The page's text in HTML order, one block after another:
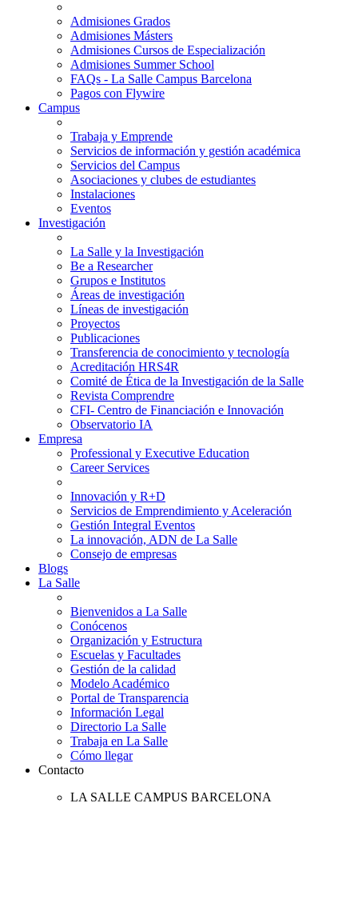
Admisiones Grados
Admisiones Másters
Admisiones Cursos de Especialización
Admisiones Summer School
FAQs - La Salle Campus Barcelona
Pagos con Flywire
Campus
Trabaja y Emprende
Servicios de información y gestión académica
Servicios del Campus
Asociaciones y clubes de estudiantes
Instalaciones
Eventos
Investigación
La Salle y la Investigación
Be a Researcher
Grupos e Institutos
Áreas de investigación
Líneas de investigación
Proyectos
Publicaciones
Transferencia de conocimiento y tecnología
Acreditación HRS4R
Comité de Ética de la Investigación de la Salle
Revista Comprendre
CFI- Centro de Financiación e Innovación
Observatorio IA
Empresa
Professional y Executive Education
Career Services
Innovación y R+D
Servicios de Emprendimiento y Aceleración
Gestión Integral Eventos
La innovación, ADN de La Salle
Consejo de empresas
Blogs
La Salle
Bienvenidos a La Salle
Conócenos
Organización y Estructura
Escuelas y Facultades
Gestión de la calidad
Modelo Académico
Portal de Transparencia
Información Legal
Directorio La Salle
Trabaja en La Salle
Cómo llegar
Contacto
LA SALLE CAMPUS BARCELONA